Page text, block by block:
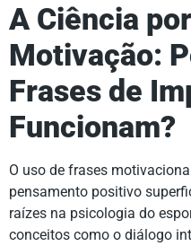
A Ciência
Motivação:
Frases de
Funcionam?
O uso de frases
pensamento positivo
raízes na psicologia do
conceitos como o diálogo